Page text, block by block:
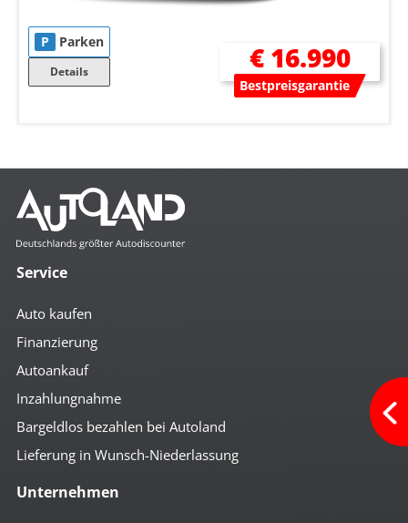
P Parken
Details € 16.990
Bestpreisgarantie
Service
Auto kaufen
Finanzierung
Autoankauf
Inzahlungnahme
Bargeldlos bezahlen bei Autoland
Lieferung in Wunsch-Niederlassung
Unternehmen